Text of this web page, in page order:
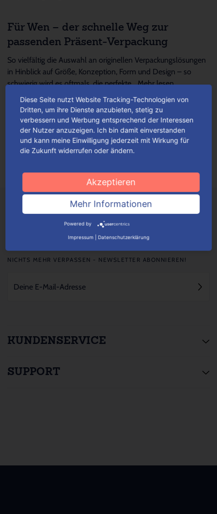
Für Wen – der schnelle Weg zur
passenden Präsent-Verpackung
So vielfältig die Auswahl an originellen Verpackungslösungen
in Hinblick auf Größe, Konzeption, Form und Design – so
schwierig wird es oftmals, die perfekte...Mehr lesen
Verpackungen einfach konfigurieren
Je nach Verpackungstyp kannst du ganz einfach deine
Wunschverpackung nach bestimmten Auswahlkriterien
KUNDENSERVICE
SUPPORT
NICHTS MEHR VERPASSEN - NEWSLETTER ABONNIEREN!
Diese Seite nutzt Website Tracking-Technologien von
Dritten, um ihre Dienste anzubieten, stetig zu
verbessern und Werbung entsprechend der Interessen
der Nutzer anzuzeigen. Ich bin damit einverstanden
und kann meine Einwilligung jederzeit mit Wirkung für
die Zukunft widerrufen oder ändern.
Akzeptieren
Mehr Informationen
Powered by
Impressum Datenschutzerklärung